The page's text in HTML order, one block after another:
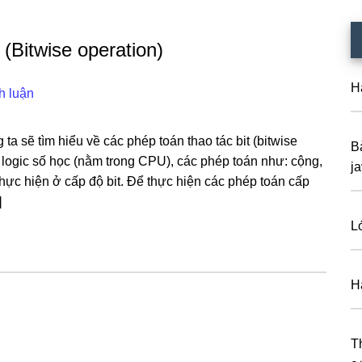
operation)
luận
ta sẽ tìm hiểu về các phép toán thao tác bit (bitwise
số học (nằm trong CPU), các phép toán như: cộng,
hiện ở cấp độ bit. Để thực hiện các phép toán cấp